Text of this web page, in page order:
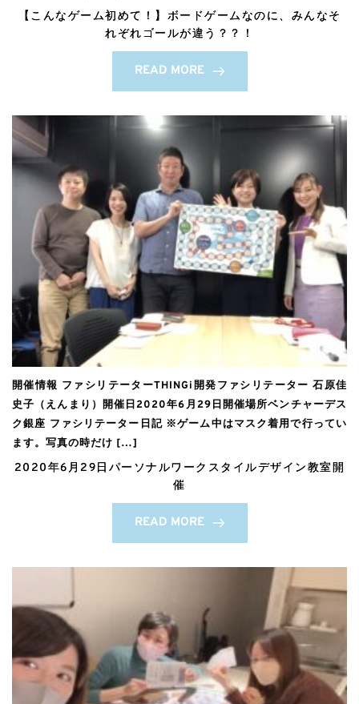
【こんなゲーム初めて！】ボードゲームなのに、みんなそ
れぞれゴールが違う？？！
READ MORE
開催情報 ファシリテーターTHINGi開発ファシリテーター 石原佳
史子（えんまり）開催日2020年6月29日開催場所ベンチャーデス
ク銀座 ファシリテーター日記 ※ゲーム中はマスク着用で行ってい
ます。写真の時だけ […]
2020年6月29日パーソナルワークスタイルデザイン教室開
催
READ MORE